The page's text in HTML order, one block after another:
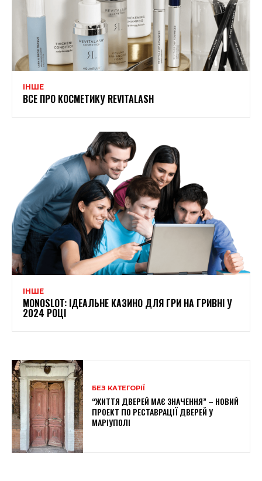
ІНШЕ
ВСЕ ПРО КОСМЕТИКУ REVITALASH
ІНШЕ
MONOSLOT: ІДЕАЛЬНЕ КАЗИНО ДЛЯ ГРИ НА ГРИВНІ У
2024 РОЦІ
БЕЗ КАТЕГОРІЇ
“ЖИТТЯ ДВЕРЕЙ МАЄ ЗНАЧЕННЯ” – НОВИЙ
ПРОЕКТ ПО РЕСТАВРАЦІЇ ДВЕРЕЙ У
МАРІУПОЛІ